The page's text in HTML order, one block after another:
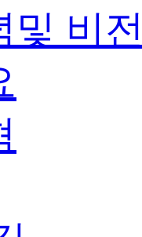
및 비